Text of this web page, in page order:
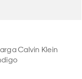
Calvin Klein